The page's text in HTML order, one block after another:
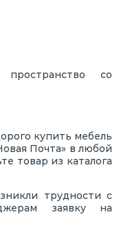
пространство со
купить мебель
Почта» в любой
товар из каталога
трудности с
заявку на